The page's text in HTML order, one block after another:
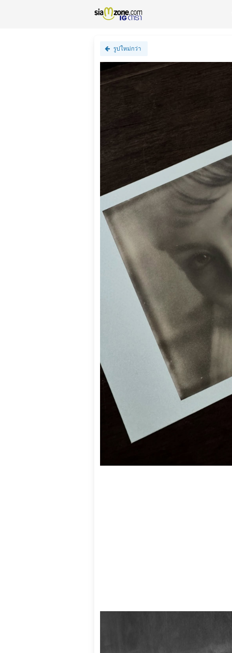
รูปใหม่กว่า